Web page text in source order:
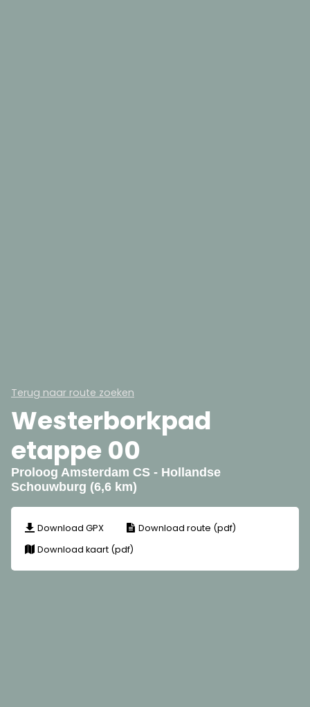
Terug naar route zoeken
Westerborkpad
etappe 00
Proloog Amsterdam CS - Hollandse
Schouwburg (6,6 km)
Download GPX
Download route (pdf)
Download kaart (pdf)